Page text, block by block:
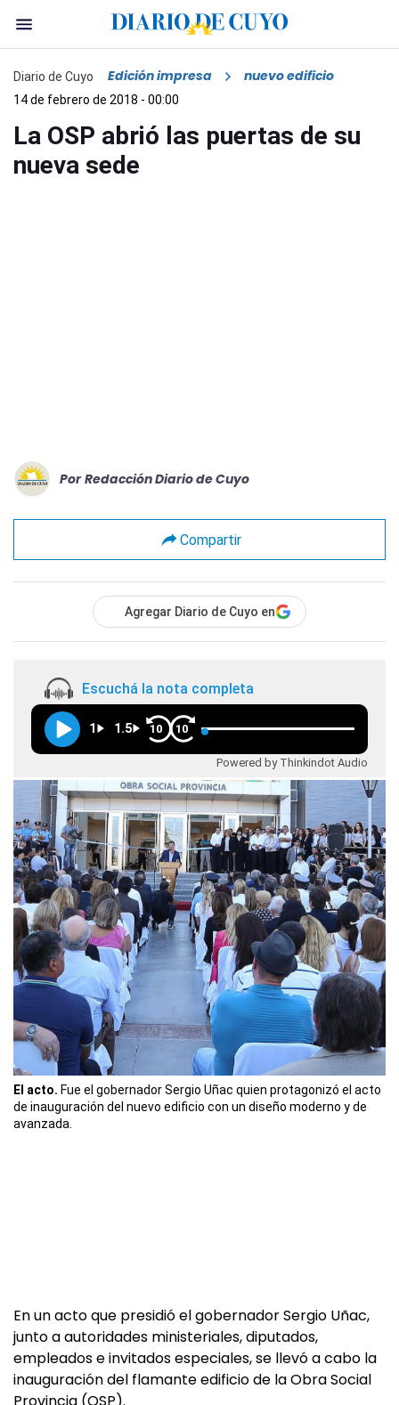
Diario de Cuyo Edición impresa nuevo edificio
14 de febrero de 2018 - 00:00
La OSP abrió las puertas de su
nueva sede
Por Redacción Diario de Cuyo
Compartir
Agregar Diario de Cuyo en
Escuchá la nota completa
1 1.5 10 10
Powered by Thinkindot Audio
El acto. Fue el gobernador Sergio Uñac quien protagonizó el acto
de inauguración del nuevo edificio con un diseño moderno y de
avanzada.
En un acto que presidió el gobernador Sergio Uñac,
junto a autoridades ministeriales, diputados,
empleados e invitados especiales, se llevó a cabo la
inauguración del flamante edificio de la Obra Social
Provincia (OSP).